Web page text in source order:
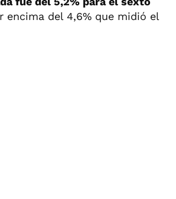
encima del 4,6% que midió el